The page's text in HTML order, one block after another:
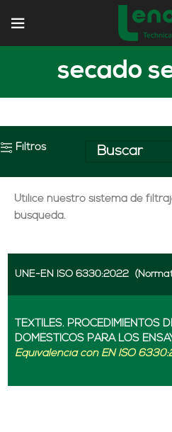
secado
Filtros
Utilice nuestro sistema de
búsqueda.
UNE-EN ISO 6330:2022
TEXTILES. PROCEDIMIENTOS
DOMÉSTICOS PARA LOS
Equivalencia con EN ISO